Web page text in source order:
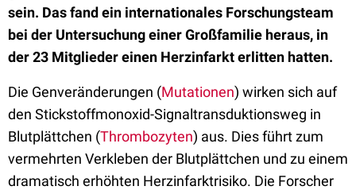
sein. Das fand ein internationales Forschungsteam
bei der Untersuchung einer Großfamilie heraus, in
der 23 Mitglieder einen Herzinfarkt erlitten hatten.
Die Genveränderungen (Mutationen) wirken sich auf
den Stickstoffmonoxid-Signaltransduktionsweg in
Blutplättchen (Thrombozyten) aus. Dies führt zum
vermehrten Verkleben der Blutplättchen und zu einem
dramatisch erhöhten Herzinfarktrisiko. Die Forscher